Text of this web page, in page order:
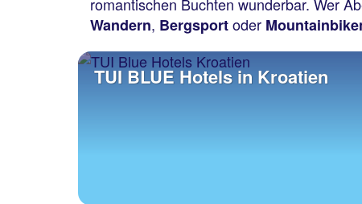
Wandern, Bergsportoder
TUI BLUE Hotels in Kroatien